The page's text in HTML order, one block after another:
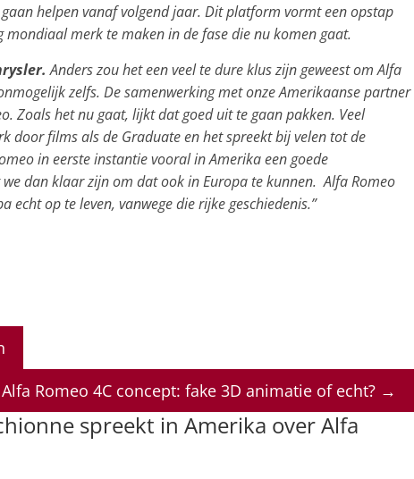
helpen vanaf volgend jaar. Dit platform vormt een opstap
mondiaal merk te maken in de fase die nu komen gaat.
Anders zou het een veel te dure klus zijn geweest om Alfa
zelfs. De samenwerking met onze Amerikaanse partner
Zoals het nu gaat, lijkt dat goed uit te gaan pakken. Veel
door films als de Graduate en het spreekt bij velen tot de
in eerste instantie vooral in Amerika een goede
dan klaar zijn om dat ook in Europa te kunnen. Alfa Romeo
echt op te leven, vanwege die rijke geschiedenis.”
Alfa Romeo 4C concept: fake 3D animatie of echt? →
spreekt in Amerika over Alfa